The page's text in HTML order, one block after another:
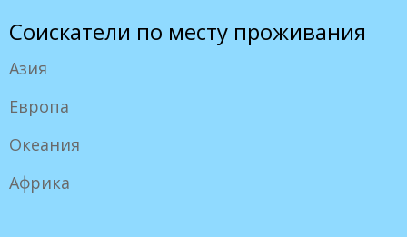
Соискатели по месту проживания
Азия
Европа
Океания
Африка